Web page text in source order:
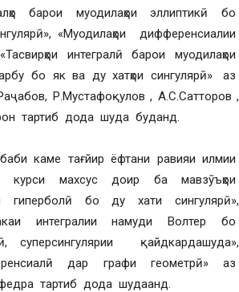
барои муодилаҳои эллиптикӣ бо
«Муодилаҳои дифференсиалии
интегралӣ барои муодилаҳои
бо як ва ду хатҳои сингулярӣ» аз
Р.Мустафоқулов , А.С.Сатторов ,
тартиб дода шуда буданд.
каме тағйир ёфтани равияи илмии
курси махсус доир ба мавзӯъҳои
гиперболӣ бо ду хати сингулярӣ»,
интегралии намуди Волтер бо
суперсингулярии қайдкардашуда»,
дар графи геометрӣ» аз
тартиб дода шудаанд.